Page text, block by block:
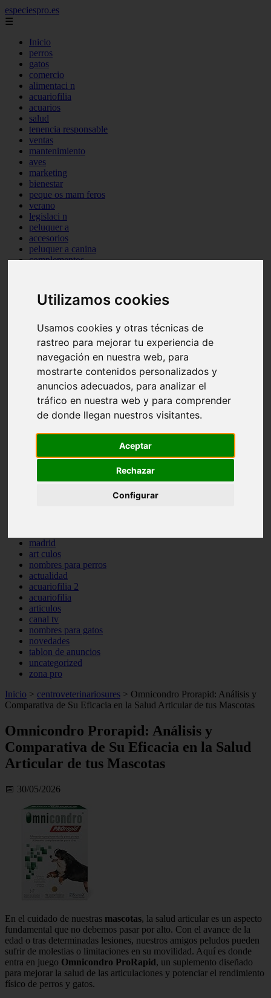
Utilizamos cookies
Usamos cookies y otras técnicas de
rastreo para mejorar tu experiencia de
navegación en nuestra web, para
mostrarte contenidos personalizados y
anuncios adecuados, para analizar el
tráfico en nuestra web y para comprender
de donde llegan nuestros visitantes.
Aceptar
Rechazar
Configurar
especiespro.es
☰
Inicio
perros
gatos
comercio
alimentaci n
acuariofilia
acuarios
salud
tenencia responsable
ventas
mantenimiento
aves
marketing
bienestar
peque os mam feros
verano
legislaci n
peluquer a
accesorios
peluquer a canina
complementos
protagonistas
reptiles
adopci n
higiene
snacks
acuario
comercios
estanques
viajar
cr a
especies invasoras
madrid
art culos
nombres para perros
actualidad
acuariofilia 2
acuariofilia
articulos
canal tv
nombres para gatos
novedades
tablon de anuncios
uncategorized
zona pro
Inicio > centroveterinariosures > Omnicondro Prorapid: Análisis y
Comparativa de Su Eficacia en la Salud Articular de tus Mascotas
Omnicondro Prorapid: Análisis y
Comparativa de Su Eficacia en la Salud
Articular de tus Mascotas
📅 30/05/2026
En el cuidado de nuestras mascotas, la salud articular es un aspecto
fundamental que no debemos pasar por alto. Con el avance de la
edad o tras determinadas lesiones, nuestros amigos peludos pueden
sufrir de molestias o limitaciones en su movilidad. Aquí es donde
entra en juego Omnicondro ProRapid, un suplemento diseñado
para mejorar la salud de las articulaciones y potenciar el rendimiento
físico de perros y gatos.